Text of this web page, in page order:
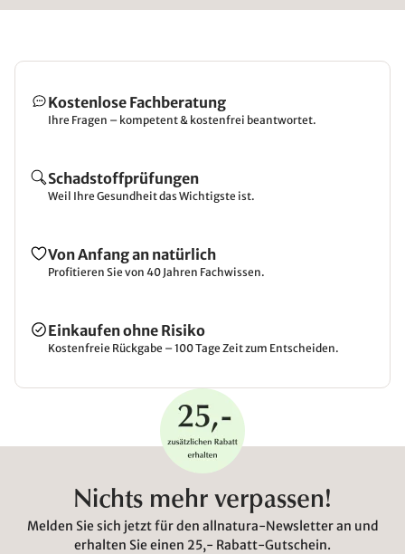
Kostenlose Fachberatung
Ihre Fragen – kompetent & kostenfrei beantwortet.
Schadstoffprüfungen
Weil Ihre Gesundheit das Wichtigste ist.
Von Anfang an natürlich
Profitieren Sie von 40 Jahren Fachwissen.
Einkaufen ohne Risiko
Kostenfreie Rückgabe – 100 Tage Zeit zum Entscheiden.
Nichts mehr verpassen!
Melden Sie sich jetzt für den allnatura-Newsletter an und
erhalten Sie einen 25,- Rabatt-Gutschein.